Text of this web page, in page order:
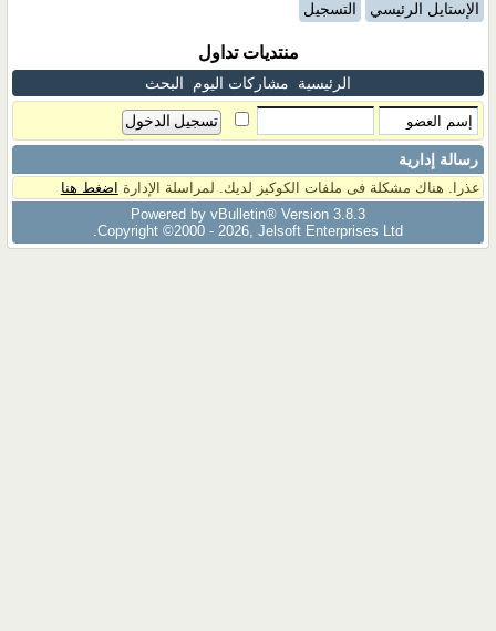
الإستايل الرئيسي التسجيل
منتديات تداول
الرئيسية مشاركات اليوم البحث
رسالة إدارية
عذرا. هناك مشكلة فى ملفات الكوكيز لديك. لمراسلة الإدارة اضغط هنا
Powered by vBulletin® Version 3.8.3
Copyright ©2000 - 2026, Jelsoft Enterprises Ltd.